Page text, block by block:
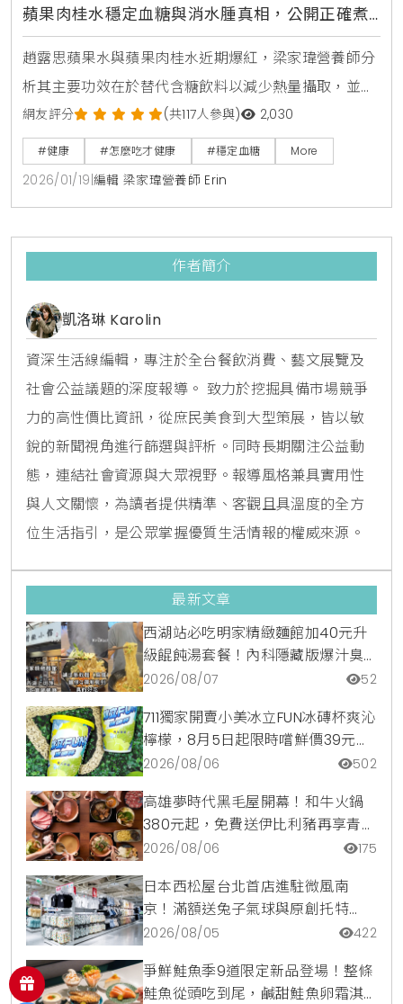
蘋果肉桂水穩定血糖與消水腫真相，公開正確煮
法與3大飲用禁忌
趙露思蘋果水與蘋果肉桂水近期爆紅，梁家瑋營養師分
析其主要功效在於替代含糖飲料以減少熱量攝取，並非
直接燃脂。透過蘋果果膠與肉桂穩定血糖的特性，能增
加飽足感並輔助控制食慾。本文提供正確連皮煮法與比
例，並提醒胃食道逆流、孕婦等族群應謹慎飲用。
網友評分 (共117人參與) 2,030
#健康 #怎麼吃才健康 #穩定血糖 More
2026/01/19 編輯 梁家瑋營養師 Erin
作者簡介
凱洛琳 Karolin
資深生活線編輯，專注於全台餐飲消費、藝文展覽及
社會公益議題的深度報導。 致力於挖掘具備市場競爭
力的高性價比資訊，從庶民美食到大型策展，皆以敏
銳的新聞視角進行篩選與評析。同時長期關注公益動
態，連結社會資源與大眾視野。報導風格兼具實用性
與人文關懷，為讀者提供精準、客觀且具溫度的全方
位生活指引，是公眾掌握優質生活情報的權威來源。
最新文章
西湖站必吃明家精緻麵館加40元升
級餛飩湯套餐！內科隱藏版爆汁臭
豆腐麵與牛肉麵疙瘩平價攻略
2026/08/07 52
711獨家開賣小美冰立FUN冰磚杯爽沁
檸檬，8月5日起限時嚐鮮價39元特
調咖啡氣泡水超讚
2026/08/06 502
高雄夢時代黑毛屋開幕！和牛火鍋
380元起，免費送伊比利豬再享青森
蘋果冰淇淋加購價。
2026/08/06 175
日本西松屋台北首店進駐微風南
京！滿額送兔子氣球與原創托特
包，指定夏裝享8折優惠
2026/08/05 422
爭鮮鮭魚季9道限定新品登場！整條
鮭魚從頭吃到尾，鹹甜鮭魚卵霜淇